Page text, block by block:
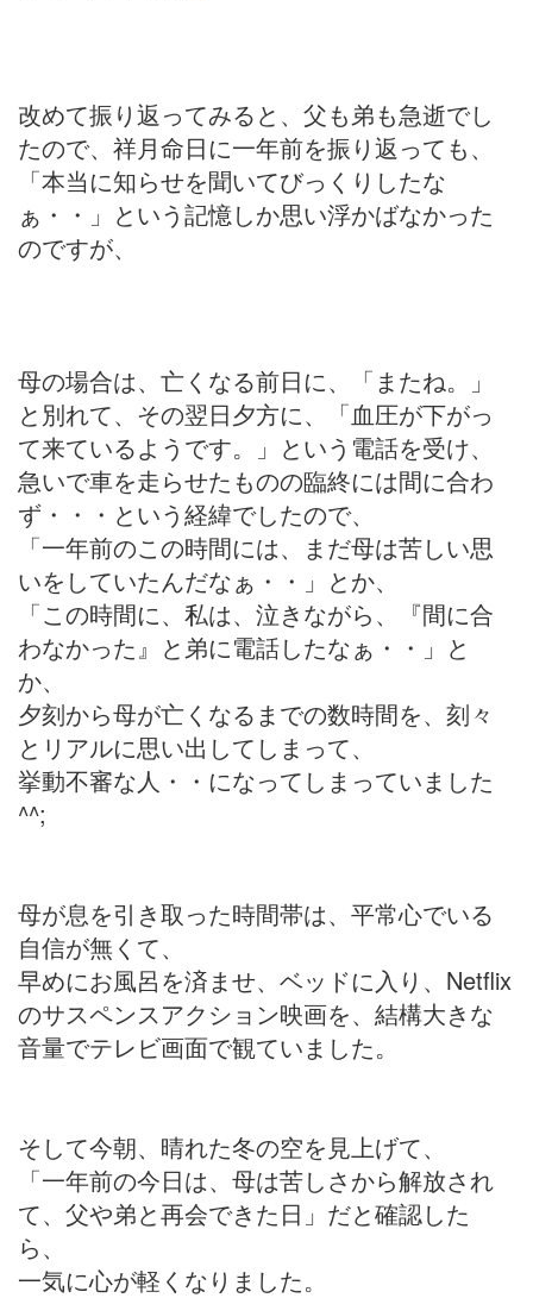
改めて振り返ってみると、父も弟も急逝でし
たので、祥月命日に一年前を振り返っても、
「本当に知らせを聞いてびっくりしたな
ぁ・・」という記憶しか思い浮かばなかった
のですが、
母の場合は、亡くなる前日に、「またね。」
と別れて、その翌日夕方に、「血圧が下がっ
て来ているようです。」という電話を受け、
急いで車を走らせたものの臨終には間に合わ
ず・・・という経緯でしたので、
「一年前のこの時間には、まだ母は苦しい思
いをしていたんだなぁ・・」とか、
「この時間に、私は、泣きながら、『間に合
わなかった』と弟に電話したなぁ・・」と
か、
夕刻から母が亡くなるまでの数時間を、刻々
とリアルに思い出してしまって、
挙動不審な人・・になってしまっていました
^^;
母が息を引き取った時間帯は、平常心でいる
自信が無くて、
早めにお風呂を済ませ、ベッドに入り、Netflix
のサスペンスアクション映画を、結構大きな
音量でテレビ画面で観ていました。
そして今朝、晴れた冬の空を見上げて、
「一年前の今日は、母は苦しさから解放され
て、父や弟と再会できた日」だと確認した
ら、
一気に心が軽くなりました。